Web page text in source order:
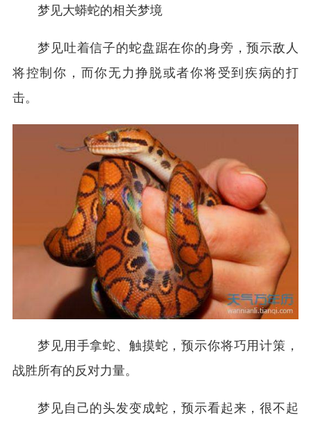
梦见大蟒蛇的相关梦境
梦见吐着信子的蛇盘踞在你的身旁，预示敌人
将控制你，而你无力挣脱或者你将受到疾病的打
击。
梦见用手拿蛇、触摸蛇，预示你将巧用计策，
战胜所有的反对力量。
梦见自己的头发变成蛇，预示看起来，很不起